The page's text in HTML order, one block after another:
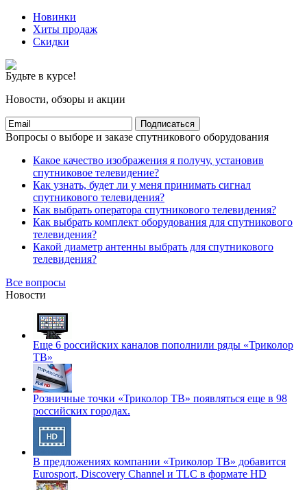
Новинки
Хиты продаж
Скидки
Будьте в курсе!
Новости, обзоры и акции
Подписаться
Вопросы о выборе и заказе спутникового оборудования
Какое качество изображения я получу, установив
спутниковое телевидение?
Как узнать, будет ли у меня принимать сигнал
спутникового телевидения?
Как выбрать оператора спутникового телевидения?
Как выбрать комплект оборудования для спутникового
телевидения?
Какой диаметр антенны выбрать для спутникового
телевидения?
Все вопросы
Новости
Еще 6 российских каналов пополнили ряды «Триколор
ТВ»
Розничные точки «Триколор ТВ» появляться еще в 98
российских городах.
В предложениях компании «Триколор ТВ» добавится
Eurosport, Discovery Channel и TLC в формате HD